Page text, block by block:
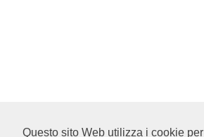
Questo sito Web utilizza i cookie per